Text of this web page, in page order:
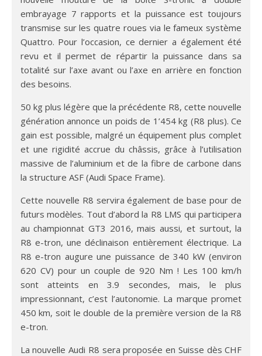
embrayage 7 rapports et la puissance est toujours
transmise sur les quatre roues via le fameux système
Quattro. Pour l’occasion, ce dernier a également été
revu et il permet de répartir la puissance dans sa
totalité sur l’axe avant ou l’axe en arrière en fonction
des besoins.
50 kg plus légère que la précédente R8, cette nouvelle
génération annonce un poids de 1’454 kg (R8 plus). Ce
gain est possible, malgré un équipement plus complet
et une rigidité accrue du châssis, grâce à l’utilisation
massive de l’aluminium et de la fibre de carbone dans
la structure ASF (Audi Space Frame).
Cette nouvelle R8 servira également de base pour de
futurs modèles. Tout d’abord la R8 LMS qui participera
au championnat GT3 2016, mais aussi, et surtout, la
R8 e-tron, une déclinaison entièrement électrique. La
R8 e-tron augure une puissance de 340 kW (environ
620 CV) pour un couple de 920 Nm ! Les 100 km/h
sont atteints en 3.9 secondes, mais, le plus
impressionnant, c’est l’autonomie. La marque promet
450 km, soit le double de la première version de la R8
e-tron.
La nouvelle Audi R8 sera proposée en Suisse dès CHF